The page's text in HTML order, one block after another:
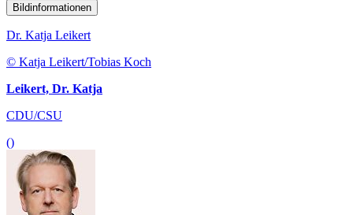
Bildinformationen
Dr. Katja Leikert
© Katja Leikert/Tobias Koch
Leikert, Dr. Katja
CDU/CSU
()